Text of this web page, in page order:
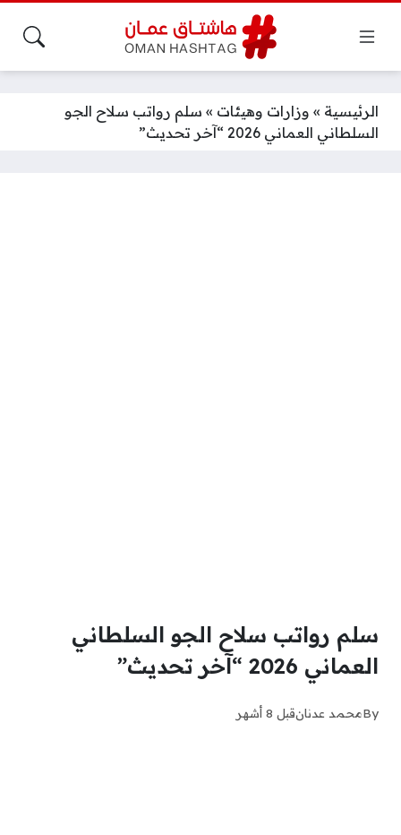
الرئيسية » وزارات وهيئات » سلم رواتب سلاح الجو
السلطاني العماني 2026 “آخر تحديث”
سلم رواتب سلاح الجو السلطاني
العماني 2026 “آخر تحديث”
Byمحمد عدنانقبل 8 أشهر